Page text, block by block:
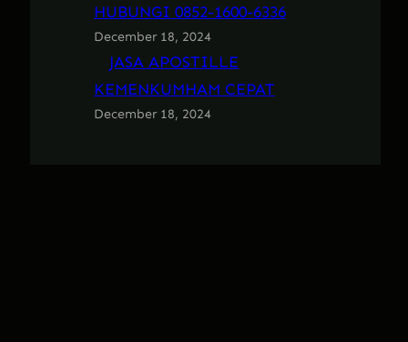
HUBUNGI 0852-1600-6336
December 18, 2024
JASA APOSTILLE
KEMENKUMHAM CEPAT
December 18, 2024